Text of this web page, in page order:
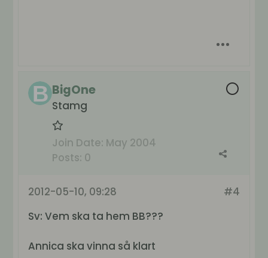
BigOne
Stamg
Join Date: May 2004
Posts: 0
#4
2012-05-10, 09:28
Sv: Vem ska ta hem BB???
Annica ska vinna så klart